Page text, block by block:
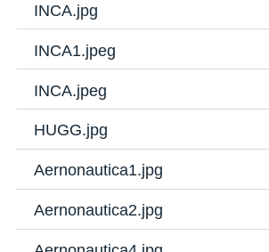
INCA.jpg
INCA1.jpeg
INCA.jpeg
HUGG.jpg
Aernonautica1.jpg
Aernonautica2.jpg